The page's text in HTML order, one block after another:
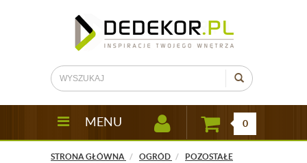
MENU 0
STRONA GŁÓWNA OGRÓD
POZOSTAŁE